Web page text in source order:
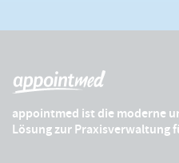
appointmed ist die moderne
Lösung zur Praxisverwaltung